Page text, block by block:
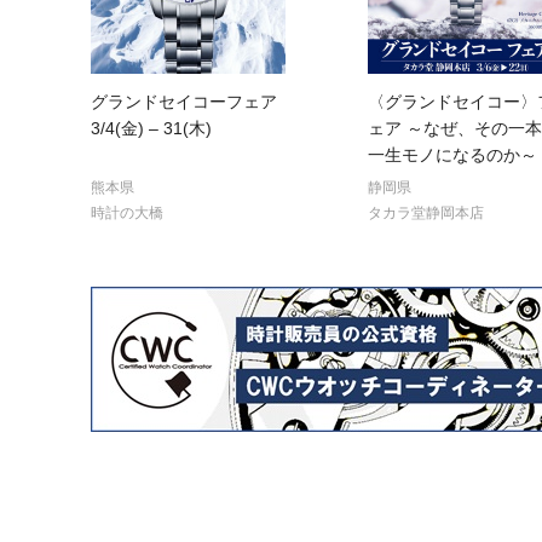
グランドセイコーフェア
3/4(金) – 31(木)
熊本県
時計の大橋
〈グランドセイコー〉
ェア ～なぜ、その一
一生モノになるのか～
静岡県
タカラ堂静岡本店